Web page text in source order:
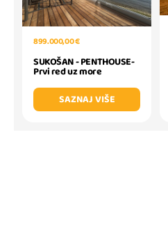
899.000,00 €
SUKOŠAN - PENTHOUSE-
Prvi red uz more
SAZNAJ VIŠE